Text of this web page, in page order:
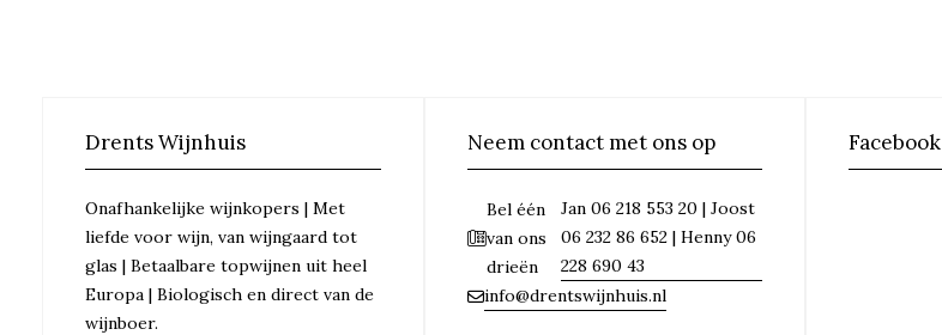
Drents Wijnhuis
Onafhankelijke wijnkopers | Met
liefde voor wijn, van wijngaard tot
glas | Betaalbare topwijnen uit heel
Europa | Biologisch en direct van de
wijnboer.
Neem contact met ons op
Bel één
van ons
drieën
Jan 06 218 553 20 | Joost
06 232 86 652 | Henny 06
228 690 43
info@drentswijnhuis.nl
Facebook